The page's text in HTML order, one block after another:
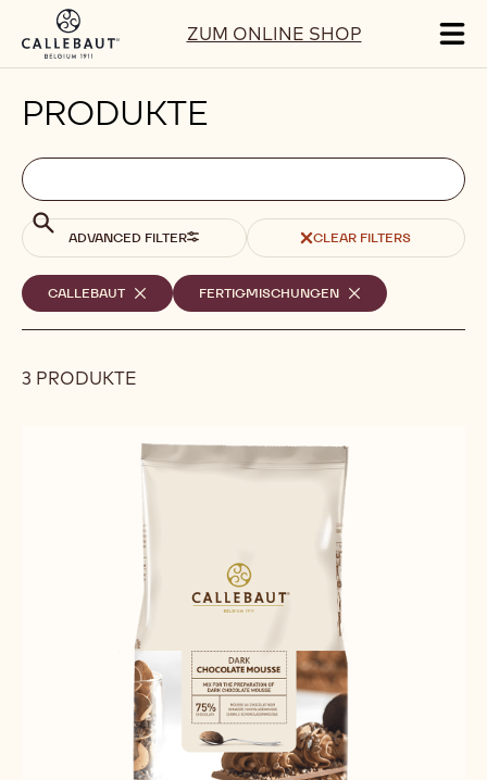
Skip to main contentZUM ONLINE SHOP
PRODUKTE
Filters
Filters:
search
Suche
SucheADVANCED FILTER CLEAR FILTERS
Ausgewählte
Filter
CALLEBAUT
REMOVE
FILTER
FERTIGMISCHUNGEN
REMOVE
FILTER
3 PRODUKTE